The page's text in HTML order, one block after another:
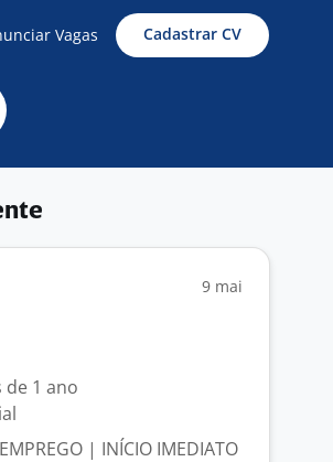
Vagas Cadastrar CV
9 mai
de 1 ano
| INÍCIO IMEDIATO